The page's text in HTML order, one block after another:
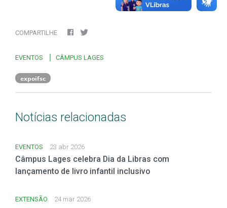
COMPARTILHE
EVENTOS CÂMPUS LAGES
expoifsc
Notícias relacionadas
EVENTOS 23 abr 2026
Câmpus Lages celebra Dia da Libras com
lançamento de livro infantil inclusivo
EXTENSÃO 24 mar 2026